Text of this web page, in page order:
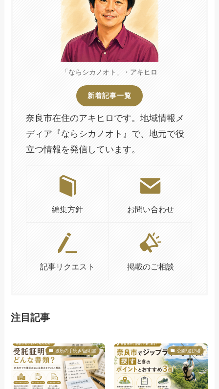
「ならシカノオト」・アキヒロ
新着記事一覧
奈良市在住のアキヒロです。地域情報メ
ディア『ならシカノオト』で、地元で役
立つ情報を発信しています。
編集方針 お問い合わせ
記事リクエスト 掲載のご相談
注目記事
役所の手続き/証明書 公園/遊び場